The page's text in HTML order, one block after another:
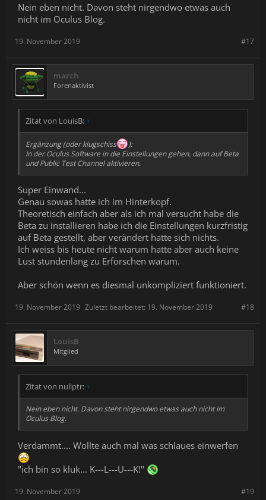
Nein eben nicht. Davon steht nirgendwo etwas auch
nicht im Oculus Blog.
#17
19. November 2019
march
Forenaktivist
Zitat von LouisB: ↑
Ergänzung (oder klugschiss
):
In der Oculus Software in die Einstellungen gehen, dann auf Beta
und Public Test Channel aktivieren.
Super Einwand...
Genau sowas hatte ich im Hinterkopf.
Theoretisch einfach aber als ich mal versucht habe die
Beta zu installieren habe ich die Einstellungen kurzfristig
auf Beta gestellt, aber verändert hatte sich nichts.
Ich weiss bis heute nicht warum hatte aber auch keine
Lust stundenlang zu Erforschen warum.
Aber schön wenn es diesmal unkompliziert funktioniert.
#18
19. November 2019 Zuletzt bearbeitet: 19. November 2019
LouisB
Mitglied
Zitat von nullptr: ↑
Nein eben nicht. Davon steht nirgendwo etwas auch nicht im
Oculus Blog.
Verdammt.... Wollte auch mal was schlaues einwerfen
"ich bin so kluk... K---L---U---K!"
#19
19. November 2019